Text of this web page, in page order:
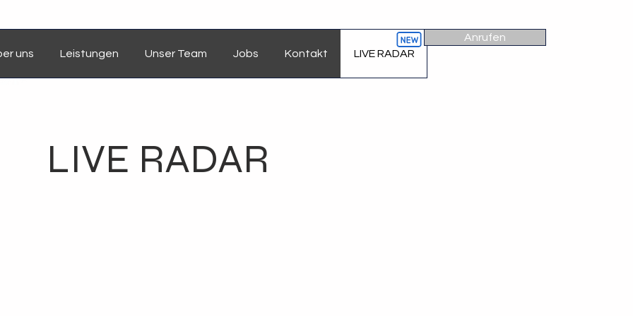
uns Leistungen Unser Team Jobs Kontakt LIVE RADAR
Anrufen
LIVE RADAR